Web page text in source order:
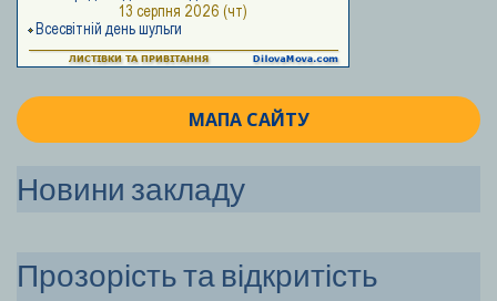
МАПА САЙТУ
Новини закладу
Прозорість та відкритість